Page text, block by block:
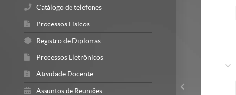
Catálogo de telefones
Processos Físicos
Registro de Diplomas
Processos Eletrônicos
Atividade Docente
Assuntos de Reuniões